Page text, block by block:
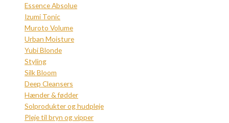
Essence Absolue
Izumi Tonic
Muroto Volume
Urban Moisture
Yubi Blonde
Styling
Silk Bloom
Deep Cleansers
Hænder & fødder
Solprodukter og hudpleje
Pleje til bryn og vipper